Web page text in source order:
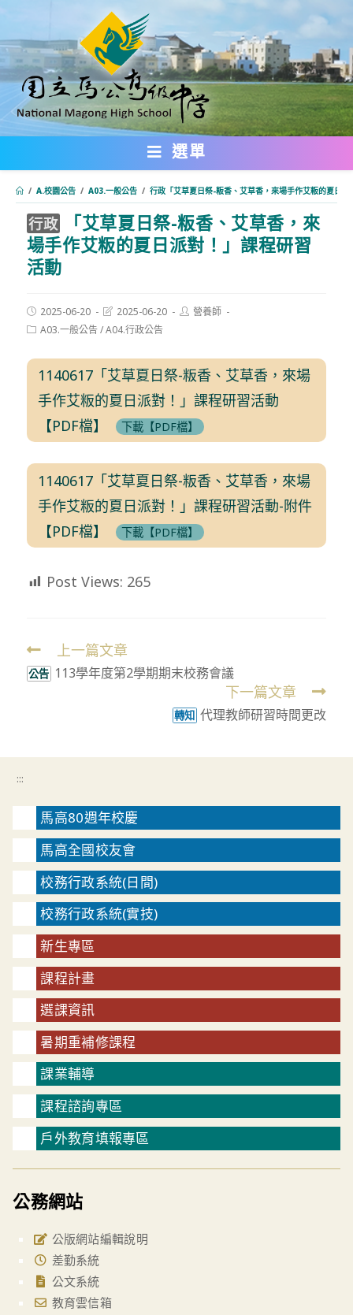
轉
主
要
內
選單
/ A.校園公告 / A03.一般公告 / 行政「艾草夏日祭-粄香、艾草香，來場手作艾粄的夏日派
行政
「艾草夏日祭-粄香、艾草香，來
場手作艾粄的夏日派對！」課程研習
活動
Post
published:
2025-06-20
Post
modified:
2025-06-20
Post營養師
PostA03.一般公告/A04.行政公告
1140617「艾草夏日祭-粄香、艾草香，來場
手作艾粄的夏日派對！」課程研習活動
【PDF檔】
下載【PDF檔】
1140617「艾草夏日祭-粄香、艾草香，來場
手作艾粄的夏日派對！」課程研習活動-附件
【PDF檔】
下載【PDF檔】
Post Views: 265
Read
more
上一篇文章
公告 113學年度第2學期期末校務會議
下一篇文章
轉知 代理教師研習時間更改
:::
馬高80週年校慶
馬高全國校友會
校務行政系統(日間)
校務行政系統(實技)
新生專區
課程計畫
選課資訊
暑期重補修課程
課業輔導
課程諮詢專區
戶外教育填報專區
公務網站
公版網站編輯說明
差勤系統
公文系統
教育雲信箱